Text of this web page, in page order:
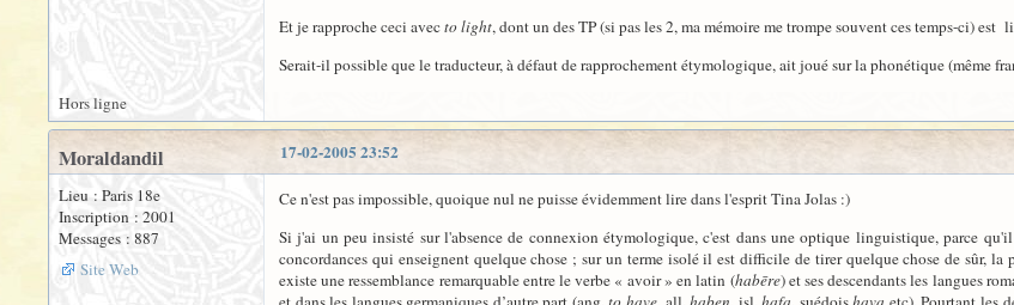
Et je rapproche ceci avecto light, dont un des TP (si pas les 2, ma mémoire me trompe souvent ces temps-ci)
Serait-il possible que le traducteur, à défaut de rapprochement étymologique, ait joué sur la phonétique (même
Hors ligne
17-02-2005 23:52
Moraldandil
Lieu : Paris 18e
Inscription : 2001
Messages : 887
Site Web
Ce n'est pas impossible, quoique nul ne puisse évidemment lire dans l'esprit Tina Jolas :)
Si j'ai un peu insisté sur l'absence de connexion étymologique, c'est dans une optique linguistique, parce
concordances qui enseignent quelque chose ; sur un terme isolé il est difficile de tirer quelque chose de sûr,
existe une ressemblance remarquable entre le verbe « avoir » en latin (habēre) et ses descendants les langues